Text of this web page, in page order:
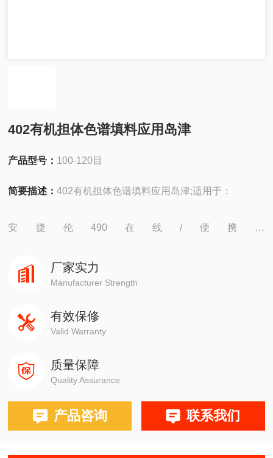
402有机担体色谱填料应用岛津
产品型号： 100-120目
简要描述：402有机担体色谱填料应用岛津;适用于：
安捷伦490在线/便携，
岛津GC-14C，GC-2010，GC-2014，GC-2030
赛默飞1310,1300,1610,1600
厂家实力
Manufacturer Strength
有效保修
Valid Warranty
质量保障
Quality Assurance
产品咨询 联系我们